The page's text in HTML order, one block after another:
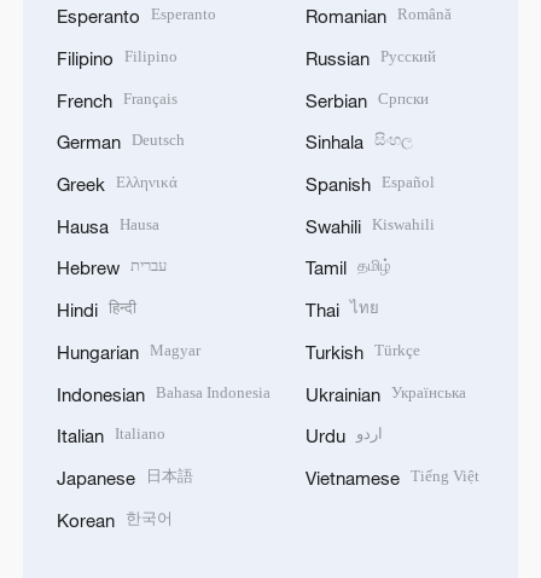
Esperanto Esperanto
Filipino Filipino
French Français
German Deutsch
Greek Ελληνικά
Hausa Hausa
Hebrew עברית
Hindi हिन्दी
Hungarian Magyar
Indonesian Bahasa Indonesia
Italian Italiano
Japanese 日本語
Korean 한국어
Romanian Română
Russian Русский
Serbian Српски
Sinhala සිංහල
Spanish Español
Swahili Kiswahili
Tamil தமிழ்
Thai ไทย
Turkish Türkçe
Ukrainian Українська
Urdu اردو
Vietnamese Tiếng Việt